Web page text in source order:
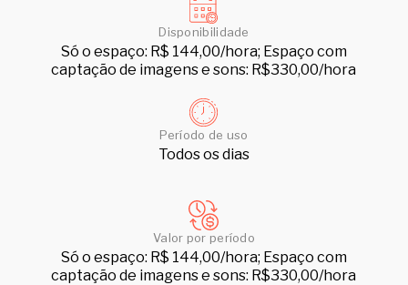
Disponibilidade
Só o espaço: R$ 144,00/hora; Espaço com
captação de imagens e sons: R$330,00/hora
Período de uso
Todos os dias
Valor por período
Só o espaço: R$ 144,00/hora; Espaço com
captação de imagens e sons: R$330,00/hora